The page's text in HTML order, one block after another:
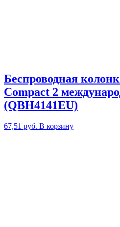
Беспроводная
Compact 2
(QBH4141EU)
67,51 руб. В корзину